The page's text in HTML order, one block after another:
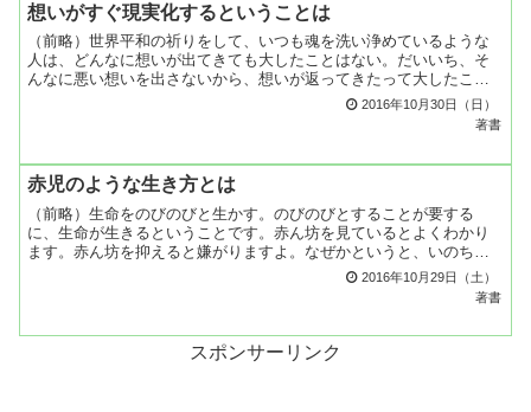
想いがすぐ現実化するということは
（前略）世界平和の祈りをして、いつも魂を洗い浄めているような
人は、どんなに想いが出てきても大したことはない。だいいち、そ
んなに悪い想いを出さないから、想いが返ってきたって大したこと
はない。よくあることですが、魂が浄まってきますと、想ったこ
2016年10月30日（日）
著書
赤児のような生き方とは
（前略）生命をのびのびと生かす。のびのびとすることが要する
に、生命が生きるということです。赤ん坊を見ているとよくわかり
ます。赤ん坊を抑えると嫌がりますよ。なぜかというと、いのちが
のびのびと生きないといけないから。足と手を年中動かしてます
2016年10月29日（土）
著書
スポンサーリンク